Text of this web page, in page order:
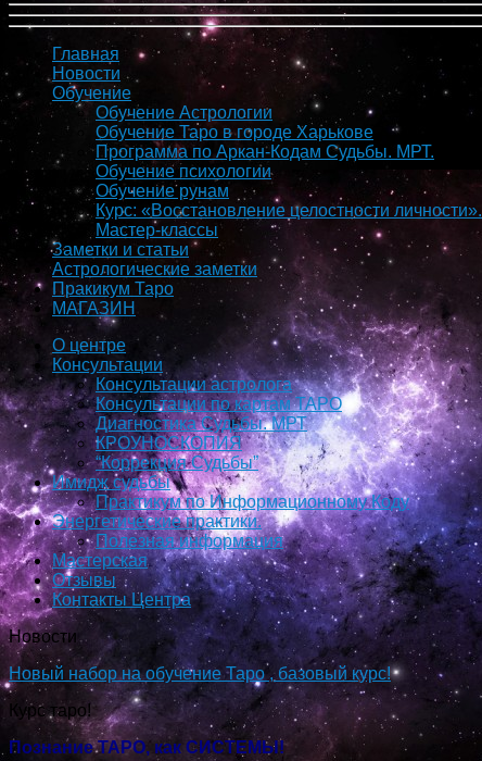
Главная
Новости
Обучение
Обучение Астрологии
Обучение Таро в городе Харькове
Программа по Аркан-Кодам Судьбы. МРТ.
Обучение психологии
Обучение рунам
Курс: «Восстановление целостности личности».
Мастер-классы
Заметки и статьи
Астрологические заметки
Пракикум Таро
МАГАЗИН
О центре
Консультации
Консультации астролога
Консультации по картам ТАРО
Диагностика Судьбы. МРТ
КРОУНОСКОПИЯ
“Коррекция Судьбы”
Имидж судьбы
Практикум по Информационному Коду
Энергетические практики.
Полезная информация
Мастерская
Отзывы
Контакты Центра
Новости
Новый набор на обучение Таро , базовый курс!
Курс таро!
Познание ТАРО, как СИСТЕМЫ!